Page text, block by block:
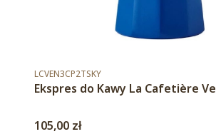
Kod produktu
LCVEN3CP2TSKY
Ekspres do Kawy La Cafetière
Cena
105,00 zł